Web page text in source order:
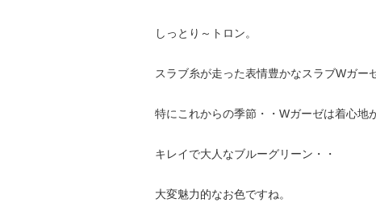
しっとり～トロン。
スラブ糸が走った表情豊かなスラブWガーゼ
特にこれからの季節・・Wガーゼは着心地
キレイで大人なブルーグリーン・・
大変魅力的なお色ですね。